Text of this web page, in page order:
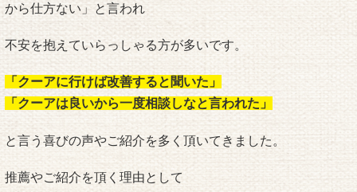
から仕方ない」と言われ
不安を抱えていらっしゃる方が多いです。
「クーアに行けば改善すると聞いた」
「クーアは良いから一度相談しなと言われた」
と言う喜びの声やご紹介を多く頂いてきました。
推薦やご紹介を頂く理由として